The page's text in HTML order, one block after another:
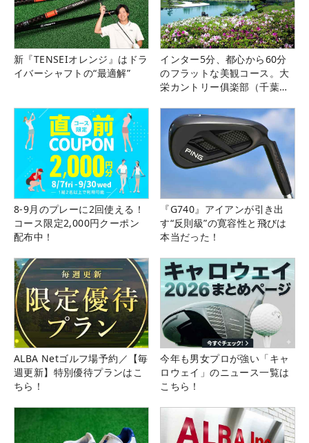
新『TENSEIオレンジ』はドラ
イバーシャフトの“最適解”
インター5分、都心から60分
のフラットな美観コース。大
栄カントリー俱楽部（千葉
8-9月のプレーに2回使える！
コース限定2,000円クーポン
配布中！
『G740』アイアンが引き出
す“反則級”の寛容性と飛びは
本当だった！
ALBA Netゴルフ場予約／【毎
週更新】特別優待プランはこ
ちら！
今年も男女プロが強い「キャ
ロウェイ」のニュース一覧は
こちら！